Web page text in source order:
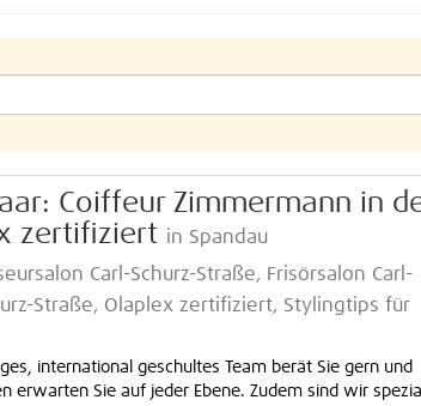
Coiffeur Zimmermann in
zertifiziert in Spandau
Carl-Schurz-Straße, Frisörsalon Carl-
Straße, Olaplex zertifiziert, Stylingtips für
international geschultes Team berät Sie gern und
erwarten Sie auf jeder Ebene. Zudem sind wir